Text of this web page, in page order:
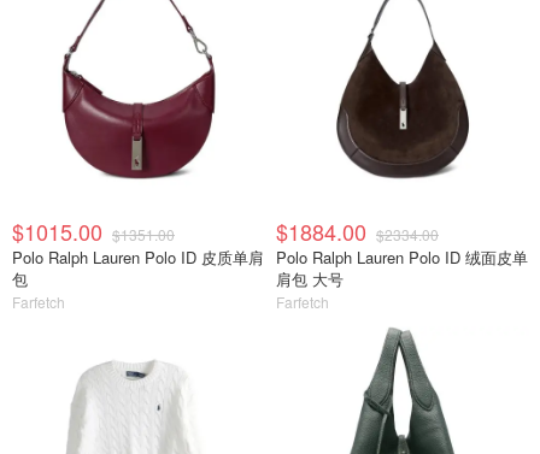
$1015.00 $1351.00
Polo Ralph Lauren Polo ID 皮质单肩
包
Farfetch
$1884.00 $2334.00
Polo Ralph Lauren Polo ID 绒面皮单
肩包 大号
Farfetch